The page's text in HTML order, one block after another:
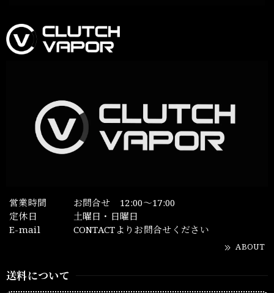
営業時間
お問合せ 12:00～17:00
定休日
土曜日・日曜日
E-mail
CONTACTよりお問合せください
ABOUT
送料について